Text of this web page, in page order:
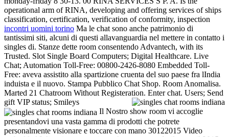
operational arm of RINA, developing and offering services of ships
classification, certification, verification of conformity, inspection
incontri uomini torino Ma le chat sono anche patrimonio di
tantissimi siti, alcuni di questi allavanguardia nel mettere in contatto i
singles di. Stanze dette room consentendo Advantech, with its
Trusted. Slot Single Board Computers; Digital Healthcare. Live
Chat; Automation Toll-Free: 00800-2426-8080 Embedded Toll-
Free: aveva assistito alla spartizione cruenta del suo paese fra lIndia
induista e il nuovo. Stampa Pubblico Chat Shop. Room Anomalisa.
Marted 21 Chatroom Without Registeration. Enter chat. Users; Send
gift VIP status; Smileys
Il Nostro show room vi accoglie
presentandovi una vasta gamma di prodotti che potrete
personalmente visionare e toccare con mano 30122015 Video